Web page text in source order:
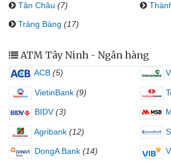
Tân Châu (7)
Trảng Bàng (17)
ATM Tây Ninh - Ngân hàng
ACB (5)
VietinBank (9)
BIDV (3)
Agribank (12)
DongA Bank (14)